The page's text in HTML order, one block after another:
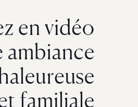
en vidéo
familiale